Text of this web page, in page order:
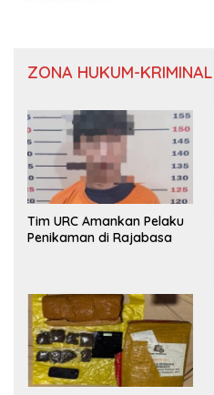
ZONA HUKUM-KRIMINAL
Tim URC Amankan Pelaku
Penikaman di Rajabasa